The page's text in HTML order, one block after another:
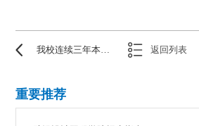
我校连续三年本科毕业论文（设计）抽检通过率100% 返回列表
重要推荐